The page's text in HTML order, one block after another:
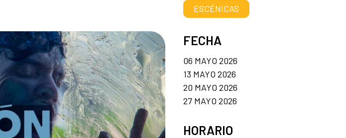
ESCÉNICAS
FECHA
06 MAYO 2026
13 MAYO 2026
20 MAYO 2026
27 MAYO 2026
HORARIO